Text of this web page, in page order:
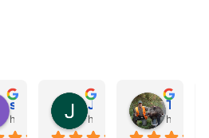
hace 4 meses hace 4 meses hace 4